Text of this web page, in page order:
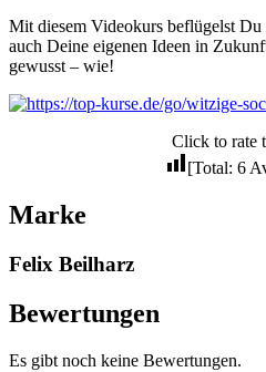
Mit diesem Videokurs beflügelst Du
auch Deine eigenen Ideen in
gewusst – wie!
Click to rate
[Total: 6
Marke
Felix Beilharz
Bewertungen
Es gibt noch keine Bewertungen.